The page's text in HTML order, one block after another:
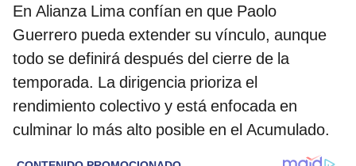
En Alianza Lima confían en que Paolo
Guerrero pueda extender su vínculo, aunque
todo se definirá después del cierre de la
temporada. La dirigencia prioriza el
rendimiento colectivo y está enfocada en
culminar lo más alto posible en el Acumulado.